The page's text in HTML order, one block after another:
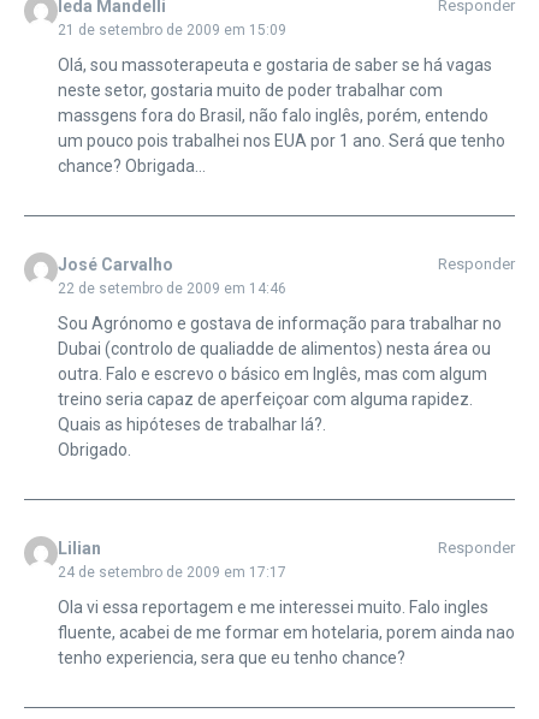
Ieda Mandelli
21 de setembro de 2009 em 15:09
Responder
Olá, sou massoterapeuta e gostaria de saber se há vagas
neste setor, gostaria muito de poder trabalhar com
massgens fora do Brasil, não falo inglês, porém, entendo
um pouco pois trabalhei nos EUA por 1 ano. Será que tenho
chance? Obrigada…
José Carvalho
22 de setembro de 2009 em 14:46
Responder
Sou Agrónomo e gostava de informação para trabalhar no
Dubai (controlo de qualiadde de alimentos) nesta área ou
outra. Falo e escrevo o básico em Inglês, mas com algum
treino seria capaz de aperfeiçoar com alguma rapidez.
Quais as hipóteses de trabalhar lá?.
Obrigado.
Lilian
24 de setembro de 2009 em 17:17
Responder
Ola vi essa reportagem e me interessei muito. Falo ingles
fluente, acabei de me formar em hotelaria, porem ainda nao
tenho experiencia, sera que eu tenho chance?